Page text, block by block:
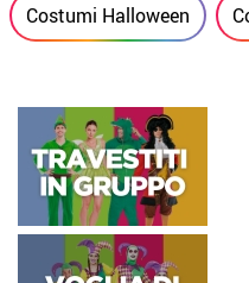
Costumi Halloween